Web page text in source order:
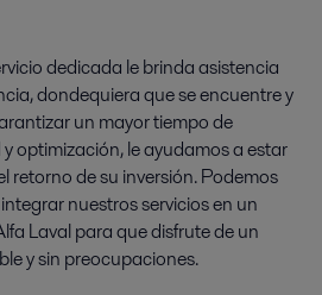
dedicada le brinda asistencia
dondequiera que se encuentre y
un mayor tiempo de
optimización, le ayudamos a estar
retorno de su inversión. Podemos
nuestros servicios en un
Laval para que disfrute de un
y sin preocupaciones.